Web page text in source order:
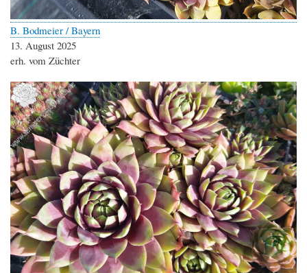
B. Bodmeier / Bayern
13. August 2025
erh. vom Züchter